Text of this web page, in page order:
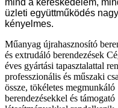
üzleti együttműködés
kényelmes.
Műanyag újrahasznosító
és extrudáló berendezések
éves gyártási tapasztalattal
professzionális és műszaki
össze, tökéletes megmunkáló
berendezésekkel és támogató